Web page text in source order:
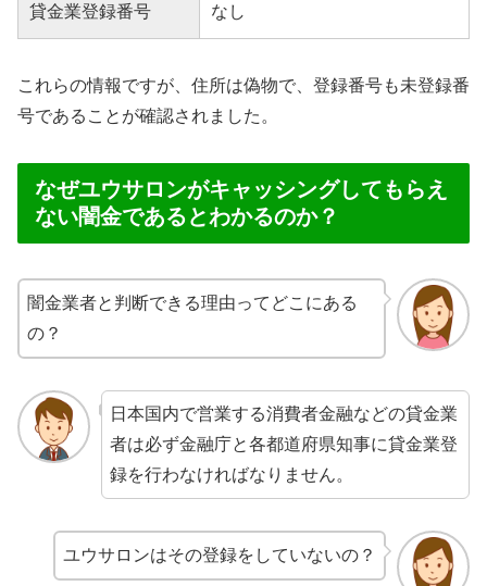
貸金業登録番号 なし
これらの情報ですが、住所は偽物で、登録番号も未登録番
号であることが確認されました。
なぜユウサロンがキャッシングしてもらえ
ない闇金であるとわかるのか？
闇金業者と判断できる理由ってどこにある
の？
日本国内で営業する消費者金融などの貸金業
者は必ず金融庁と各都道府県知事に貸金業登
録を行わなければなりません。
ユウサロンはその登録をしていないの？